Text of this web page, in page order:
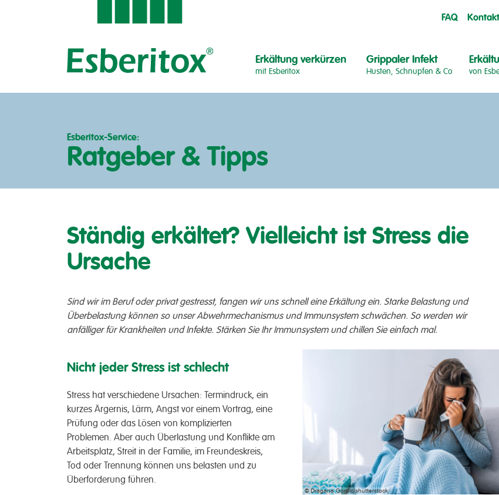
FAQ Kontakt
Erkältung verkürzen
mit Esberitox
Grippaler Infekt
Husten, Schnupfen & Co von
Esberitox-Service:
Ratgeber & Tipps
Ständig erkältet? Vielleicht ist Stress die
Ursache
Sind wir im Beruf oder privat gestresst, fangen wir uns schnell eine Erkältung ein. Starke Belastung und
Überbelastung können so unser Abwehrmechanismus und Immunsystem schwächen. So werden wir
anfälliger für Krankheiten und Infekte. Stärken Sie Ihr Immunsystem und chillen Sie einfach mal.
© Dragana Gordic/shutterstock
Nicht jeder Stress ist schlecht
Stress hat verschiedene Ursachen: Termindruck, ein
kurzes Ärgernis, Lärm, Angst vor einem Vortrag, eine
Prüfung oder das Lösen von komplizierten
Problemen. Aber auch Überlastung und Konflikte am
Arbeitsplatz, Streit in der Familie, im Freundeskreis,
Tod oder Trennung können uns belasten und zu
Überforderung führen.